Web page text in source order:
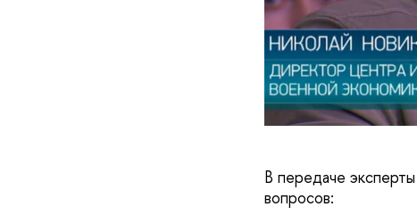
В передаче
вопросов: